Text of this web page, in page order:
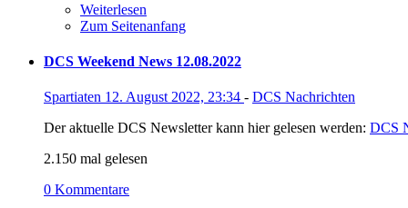
Weiterlesen
Zum Seitenanfang
DCS Weekend News 12.08.2022
Spartiaten 12. August 2022, 23:34 - DCS Nachrichten
Der aktuelle DCS Newsletter kann hier gelesen werden: DCS
2.150 mal gelesen
0 Kommentare